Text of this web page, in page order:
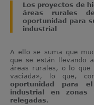
Los proyectos de
áreas rurales
oportunidad para
industrial
A ello se suma que
que se están llevando
áreas rurales, o lo que
vaciada», lo que,
oportunidad para
industrial en zonas
relegadas.